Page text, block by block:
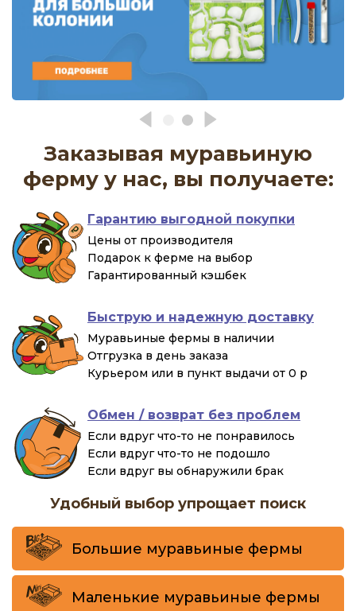
Удобный выбор упрощает поиск
Большие муравьиные фермы
Маленькие муравьиные фермы
Заказывая муравьиную
ферму у нас, вы получаете:
Гарантию выгодной покупки
Цены от производителя
Подарок к ферме на выбор
Гарантированный кэшбек
Быструю и надежную доставку
Муравьиные фермы в наличии
Отгрузка в день заказа
Курьером или в пункт выдачи от 0 р
Обмен / возврат без проблем
Если вдруг что-то не понравилось
Если вдруг что-то не подошло
Если вдруг вы обнаружили брак